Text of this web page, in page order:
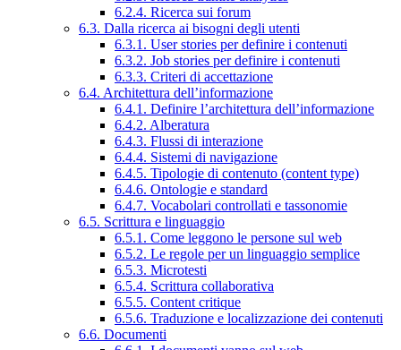
6.2.4. Ricerca sui forum
6.3. Dalla ricerca ai bisogni degli utenti
6.3.1. User stories per definire i contenuti
6.3.2. Job stories per definire i contenuti
6.3.3. Criteri di accettazione
6.4. Architettura dell’informazione
6.4.1. Definire l’architettura dell’informazione
6.4.2. Alberatura
6.4.3. Flussi di interazione
6.4.4. Sistemi di navigazione
6.4.5. Tipologie di contenuto (content type)
6.4.6. Ontologie e standard
6.4.7. Vocabolari controllati e tassonomie
6.5. Scrittura e linguaggio
6.5.1. Come leggono le persone sul web
6.5.2. Le regole per un linguaggio semplice
6.5.3. Microtesti
6.5.4. Scrittura collaborativa
6.5.5. Content critique
6.5.6. Traduzione e localizzazione dei contenuti
6.6. Documenti